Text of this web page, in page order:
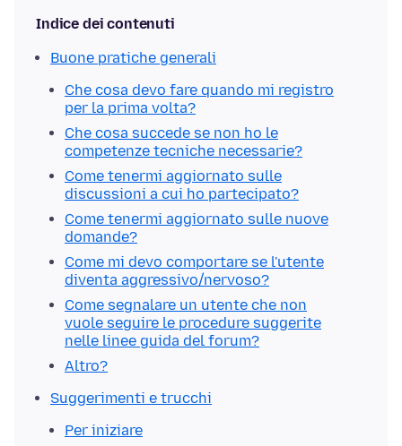
Indice dei contenuti
Buone pratiche generali
Che cosa devo fare quando mi registro
per la prima volta?
Che cosa succede se non ho le
competenze tecniche necessarie?
Come tenermi aggiornato sulle
discussioni a cui ho partecipato?
Come tenermi aggiornato sulle nuove
domande?
Come mi devo comportare se l'utente
diventa aggressivo/nervoso?
Come segnalare un utente che non
vuole seguire le procedure suggerite
nelle linee guida del forum?
Altro?
Suggerimenti e trucchi
Per iniziare